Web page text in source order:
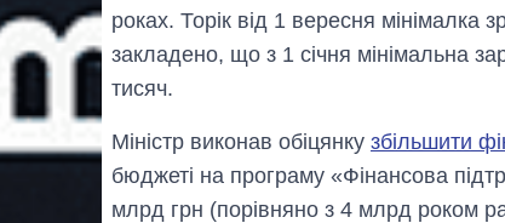
роках. Торік від 1 вересня
закладено, що з 1 січня мінімальна
тисяч.
Міністр виконав обіцянку збільшити
бюджеті на програму «Фінансова
млрд грн (порівняно з 4 млрд роком